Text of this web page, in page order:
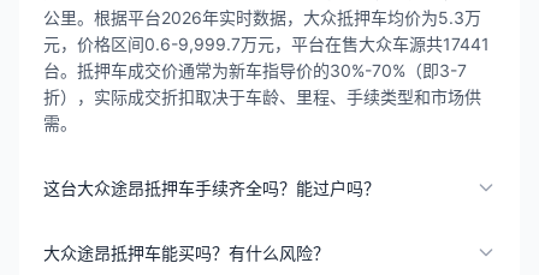
公里。根据平台2026年实时数据，大众抵押车均价为5.3万
元，价格区间0.6-9,999.7万元，平台在售大众车源共17441
台。抵押车成交价通常为新车指导价的30%-70%（即3-7
折），实际成交折扣取决于车龄、里程、手续类型和市场供
需。
这台大众途昂抵押车手续齐全吗？能过户吗？
大众途昂抵押车能买吗？有什么风险？